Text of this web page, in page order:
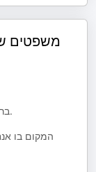
משפטים
ברוכים/ות הבאים/ות לפרק העשירי של מסיר איפור.
המקום בו